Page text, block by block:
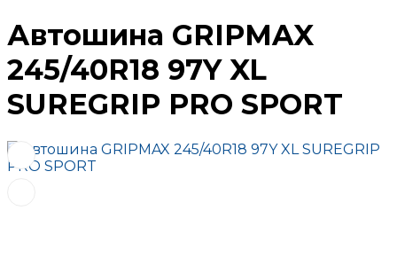
Автошина GRIPMAX
245/40R18 97Y XL
SUREGRIP PRO SPORT